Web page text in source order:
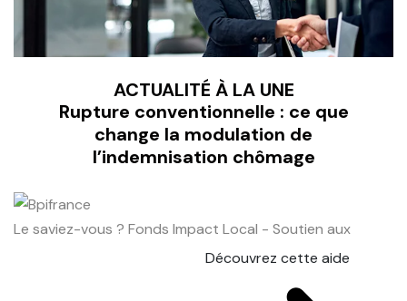
ACTUALITÉ À LA UNE
Rupture conventionnelle : ce que
change la modulation de
l’indemnisation chômage
Le saviez-vous ? Fonds Impact Local - Soutien aux
Découvrez cette aide